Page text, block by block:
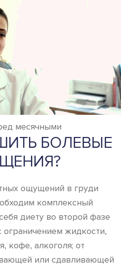
месячными
БОЛЕВЫЕ
ощущений в груди
комплексный
диету во второй фазе
ограничением жидкости,
кофе, алкоголя; от
или сдавливающей